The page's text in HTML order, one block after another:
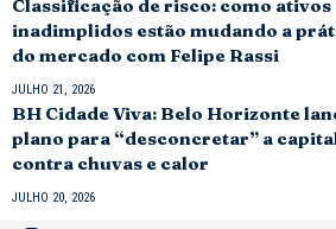
Classificação de risco: como ativos
inadimplidos estão mudando a
do mercado com Felipe Rassi
JULHO 21, 2026
BH Cidade Viva: Belo Horizonte
plano para “desconcretar” a
contra chuvas e calor
JULHO 20, 2026